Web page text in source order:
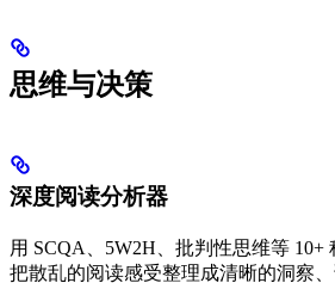
思维与决策
深度阅读分析器
用 SCQA、5W2H、批判性思维等 10+
把散乱的阅读感受整理成清晰的洞察